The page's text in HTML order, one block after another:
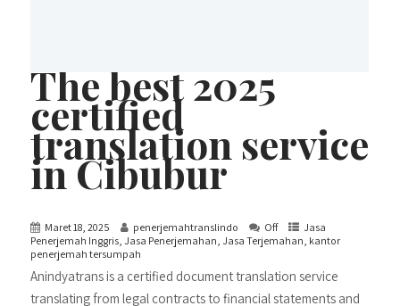
The best 2025
certified
translation service
in Cibubur
Maret 18, 2025 penerjemahtranslindo Off
Jasa
Penerjemah Inggris, Jasa Penerjemahan, Jasa Terjemahan, kantor
penerjemah tersumpah
Anindyatrans is a certified document translation service
translating from legal contracts to financial statements and